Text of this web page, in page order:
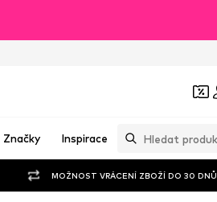
Značky Inspirace
MOŽNOST VRÁCENÍ ZBOŽÍ DO 30 DNŮ